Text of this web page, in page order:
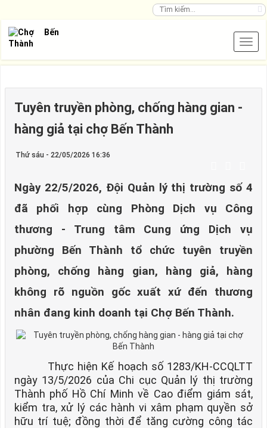
Tuyên truyền phòng, chống hàng gian -
hàng giả tại chợ Bến Thành
Thứ sáu - 22/05/2026 16:36
Ngày 22/5/2026, Đội Quản lý thị trường số 4
đã phối hợp cùng Phòng Dịch vụ Công
thương - Trung tâm Cung ứng Dịch vụ
phường Bến Thành tổ chức tuyên truyền
phòng, chống hàng gian, hàng giả, hàng
không rõ nguồn gốc xuất xứ đến thương
nhân đang kinh doanh tại Chợ Bến Thành.
Thực hiện Kế hoạch số 1283/KH-CCQLTT
ngày 13/5/2026 của Chi cục Quản lý thị trường
Thành phố Hồ Chí Minh về Cao điểm giám sát,
kiểm tra, xử lý các hành vi xâm phạm quyền sở
hữu trí tuệ; đồng thời để tăng cường công tác